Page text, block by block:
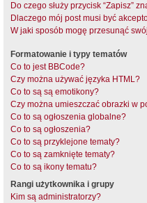
Do czego służy przycisk “Zapisz”
Dlaczego mój post musi być
W jaki sposób mogę przesunąć
Formatowanie i typy tematów
Co to jest BBCode?
Czy można używać języka HTML?
Co to są są emotikony?
Czy można umieszczać obrazki w
Co to są ogłoszenia globalne?
Co to są ogłoszenia?
Co to są przyklejone tematy?
Co to są zamknięte tematy?
Co to są ikony tematu?
Rangi użytkownika i grupy
Kim są administratorzy?